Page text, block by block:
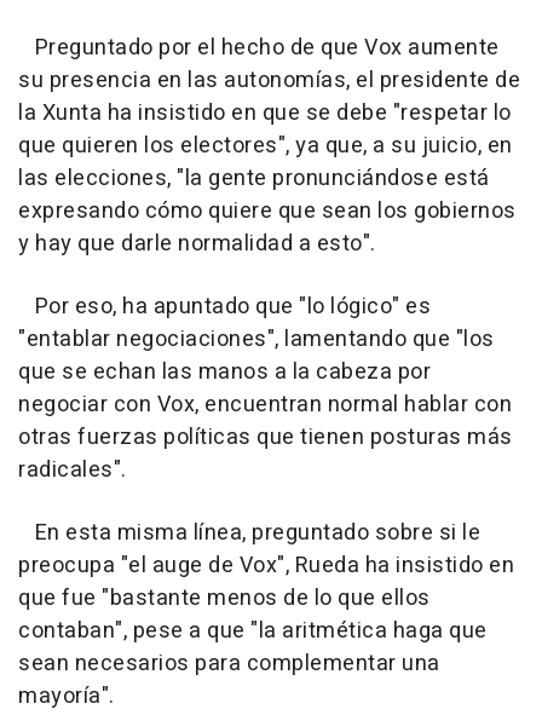
Preguntado por el hecho de que Vox aumente
su presencia en las autonomías, el presidente de
la Xunta ha insistido en que se debe "respetar lo
que quieren los electores", ya que, a su juicio, en
las elecciones, "la gente pronunciándose está
expresando cómo quiere que sean los gobiernos
y hay que darle normalidad a esto".
Por eso, ha apuntado que "lo lógico" es
"entablar negociaciones", lamentando que "los
que se echan las manos a la cabeza por
negociar con Vox, encuentran normal hablar con
otras fuerzas políticas que tienen posturas más
radicales".
En esta misma línea, preguntado sobre si le
preocupa "el auge de Vox", Rueda ha insistido en
que fue "bastante menos de lo que ellos
contaban", pese a que "la aritmética haga que
sean necesarios para complementar una
mayoría".